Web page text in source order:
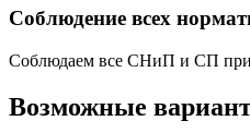
Соблюдение всех
Соблюдаем все СНиП и СП при
Возможные